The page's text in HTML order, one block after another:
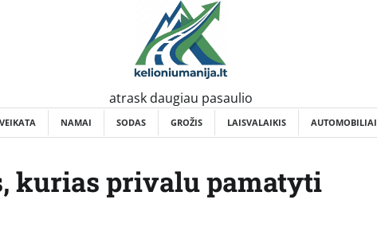
atrask daugiau pasaulio
NAMAI SODAS GROŽIS LAISVALAIKIS AUTOMOBILIAI
kurias privalu pamatyti